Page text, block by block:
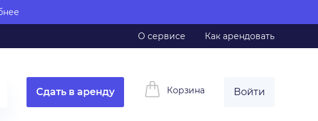
О сервисе Как арендовать
Сдать в аренду Корзина Войти